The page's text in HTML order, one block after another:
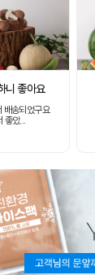
니 좋아요
배송되었구요
았...